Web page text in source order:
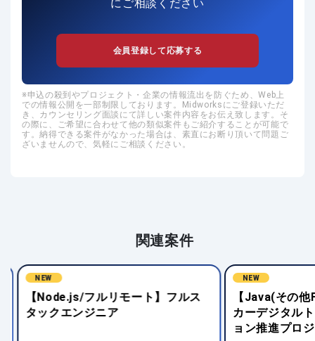
にご相談ください
会員登録して応募する
申込の殺到やプロジェクト・企業の情報流出を防ぐため、Web上
での情報公開を一部制限しております。Midworksにご登録いただ
き、カウンセリング面談にて詳しい案件内容をお伝え致します。そ
の際に、ご希望に合わせて他の類似案件もご紹介することが可能で
す。納得できる案件がなかった場合は、素直にお断り頂いて問題ご
ざいませんので、気軽にご相談ください。
関連案件
NEW
【Node.js/フルリモート】フルス
タックエンジニア
NEW
【Java(その他
カーデジタル
ョン推進プロジ